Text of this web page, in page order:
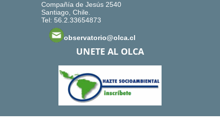
Compañía de Jesús 2540
Santiago, Chile.
Tel: 56.2.33654873
observatorio@olca.cl
UNETE AL OLCA